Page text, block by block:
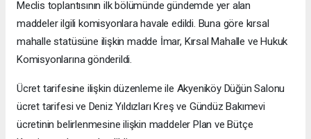
Meclis toplantısının ilk bölümünde gündemde yer alan
maddeler ilgili komisyonlara havale edildi. Buna göre kırsal
mahalle statüsüne ilişkin madde İmar, Kırsal Mahalle ve Hukuk
Komisyonlarına gönderildi.
Ücret tarifesine ilişkin düzenleme ile Akyeniköy Düğün Salonu
ücret tarifesi ve Deniz Yıldızları Kreş ve Gündüz Bakımevi
ücretinin belirlenmesine ilişkin maddeler Plan ve Bütçe